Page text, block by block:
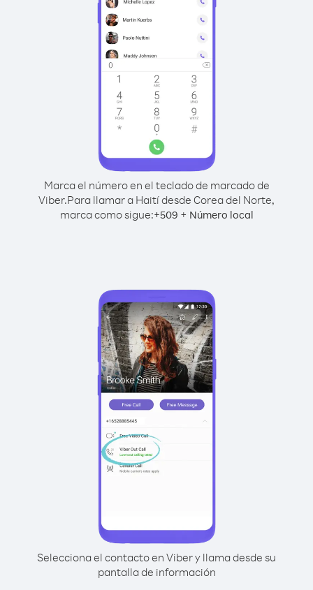
Marca el número en el teclado de marcado de
Viber.Para llamar a Haití desde Corea del Norte,
marca como sigue:+509 + Número local
Selecciona el contacto en Viber y llama desde su
pantalla de información